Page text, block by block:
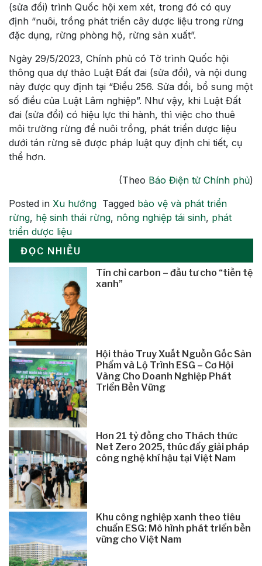
(sửa đổi) trình Quốc hội xem xét, trong đó có quy
định “nuôi, trồng phát triển cây dược liệu trong rừng
đặc dụng, rừng phòng hộ, rừng sản xuất”.
Ngày 29/5/2023, Chính phủ có Tờ trình Quốc hội
thông qua dự thảo Luật Đất đai (sửa đổi), và nội dung
này được quy định tại “Điều 256. Sửa đổi, bổ sung một
số điều của Luật Lâm nghiệp”. Như vậy, khi Luật Đất
đai (sửa đổi) có hiệu lực thi hành, thì việc cho thuê
môi trường rừng để nuôi trồng, phát triển dược liệu
dưới tán rừng sẽ được pháp luật quy định chi tiết, cụ
thể hơn.
(Theo Báo Điện tử Chính phủ)
Posted in Xu hướng Tagged bảo vệ và phát triển
rừng, hệ sinh thái rừng, nông nghiệp tái sinh, phát
triển dược liệu
ĐỌC NHIỀU
Tín chỉ carbon – đầu tư cho “tiền tệ
xanh”
Hội thảo Truy Xuất Nguồn Gốc Sản
Phẩm và Lộ Trình ESG – Cơ Hội
Vàng Cho Doanh Nghiệp Phát
Triển Bền Vững
Hơn 21 tỷ đồng cho Thách thức
Net Zero 2025, thúc đẩy giải pháp
công nghệ khí hậu tại Việt Nam
Khu công nghiệp xanh theo tiêu
chuẩn ESG: Mô hình phát triển bền
vững cho Việt Nam